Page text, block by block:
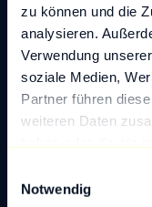
zu können und die
analysieren.
Verwendung
soziale Medien,
Partner führen
weiteren Daten
Notwendig
Infrastruktur den
Kontaktieren Sie
Erstgespräch.